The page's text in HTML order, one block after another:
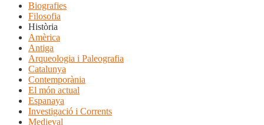
Biografies
Filosofia
Història
Amèrica
Antiga
Arqueologia i Paleografia
Catalunya
Contemporània
El món actual
Espanaya
Investigació i Corrents
Medieval